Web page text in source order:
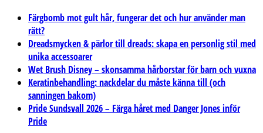
Färgbomb mot gult hår, fungerar det och hur använder man
rätt?
Dreadsmycken & pärlor till dreads: skapa en personlig stil med
unika accessoarer
Wet Brush Disney – skonsamma hårborstar för barn och vuxna
Keratinbehandling: nackdelar du måste känna till (och
sanningen bakom)
Pride Sundsvall 2026 – Färga håret med Danger Jones inför
Pride